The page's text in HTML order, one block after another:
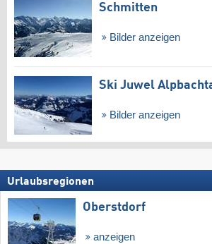
Schmitten
Bilder anzeigen
Ski Juwel
Bilder anzeigen
Urlaubsregionen
Oberstdorf
anzeigen